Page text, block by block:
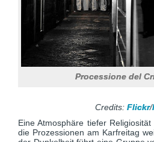
Processione del
Credits: Flickr/
Eine Atmosphäre tiefer
die Prozessionen am Karfreitag